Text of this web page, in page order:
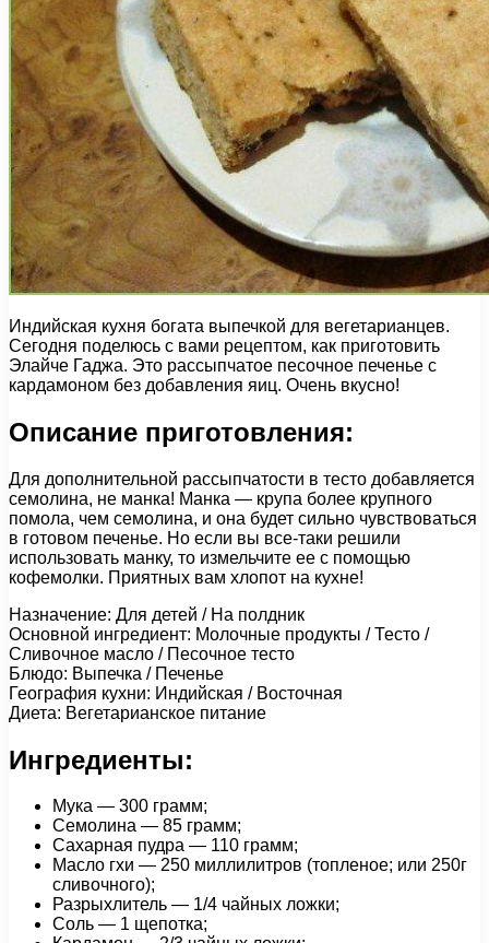
Индийская кухня богата выпечкой для вегетарианцев.
Сегодня поделюсь с вами рецептом, как приготовить
Элайче Гаджа. Это рассыпчатое песочное печенье с
кардамоном без добавления яиц. Очень вкусно!
Описание приготовления:
Для дополнительной рассыпчатости в тесто добавляется
семолина, не манка! Манка — крупа более крупного
помола, чем семолина, и она будет сильно чувствоваться
в готовом печенье. Но если вы все-таки решили
использовать манку, то измельчите ее с помощью
кофемолки. Приятных вам хлопот на кухне!
Назначение: Для детей / На полдник
Основной ингредиент: Молочные продукты / Тесто /
Сливочное масло / Песочное тесто
Блюдо: Выпечка / Печенье
География кухни: Индийская / Восточная
Диета: Вегетарианское питание
Ингредиенты:
Мука — 300 грамм;
Семолина — 85 грамм;
Сахарная пудра — 110 грамм;
Масло гхи — 250 миллилитров (топленое; или 250г
сливочного);
Разрыхлитель — 1/4 чайных ложки;
Соль — 1 щепотка;